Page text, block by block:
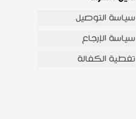
سياسة التوصيل
سياسة الإرجاع
تغطية الكفالة